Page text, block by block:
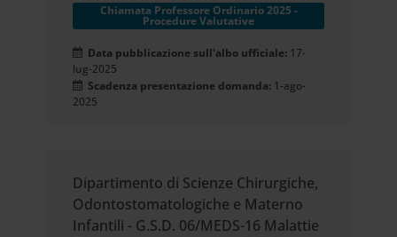
Chiamata Professore Ordinario 2025 -
Procedure Valutative
Data pubblicazione sull'albo ufficiale: 17-
lug-2025
Scadenza presentazione domanda: 1-ago-
2025
Dipartimento di Scienze Chirurgiche,
Odontostomatologiche e Materno
Infantili - G.S.D. 06/MEDS-16 Malattie